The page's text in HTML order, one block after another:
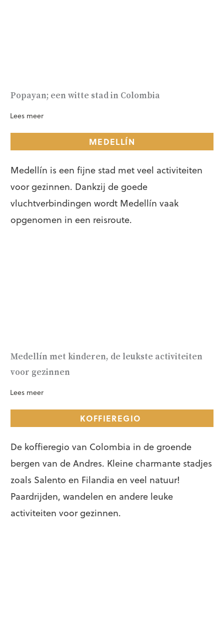
Popayan; een witte stad in Colombia
Lees meer
MEDELLÍN
Medellín is een fijne stad met veel activiteiten
voor gezinnen. Dankzij de goede
vluchtverbindingen wordt Medellín vaak
opgenomen in een reisroute.
Medellín met kinderen, de leukste activiteiten
voor gezinnen
Lees meer
KOFFIEREGIO
De koffieregio van Colombia in de groende
bergen van de Andres. Kleine charmante stadjes
zoals Salento en Filandia en veel natuur!
Paardrijden, wandelen en andere leuke
activiteiten voor gezinnen.